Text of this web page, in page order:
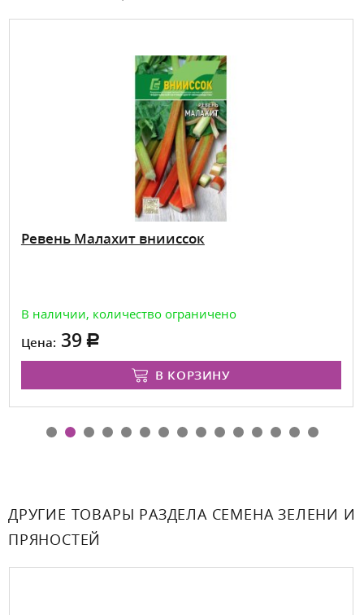
Ревень Малахит внииссок
В наличии, количество ограничено
Цена: 39
В КОРЗИНУ
ДРУГИЕ ТОВАРЫ РАЗДЕЛА СЕМЕНА ЗЕЛЕНИ И
ПРЯНОСТЕЙ